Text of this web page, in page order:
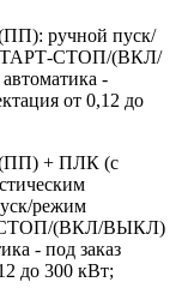
ручной пуск/
СТОП/(ВКЛ/
-
от 0,12 до
+ ПЛК (с
режим
СТОП/(ВКЛ/ВЫКЛ)
- под заказ
до 300 кВт;